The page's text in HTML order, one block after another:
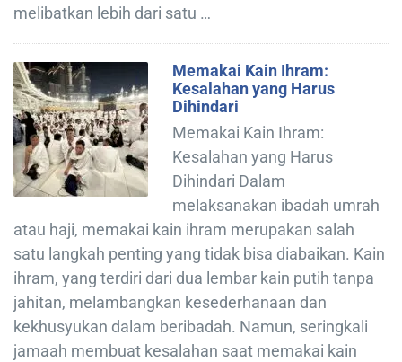
melibatkan lebih dari satu …
Memakai Kain Ihram:
Kesalahan yang Harus
Dihindari
Memakai Kain Ihram:
Kesalahan yang Harus
Dihindari Dalam
melaksanakan ibadah umrah
atau haji, memakai kain ihram merupakan salah
satu langkah penting yang tidak bisa diabaikan. Kain
ihram, yang terdiri dari dua lembar kain putih tanpa
jahitan, melambangkan kesederhanaan dan
kekhusyukan dalam beribadah. Namun, seringkali
jamaah membuat kesalahan saat memakai kain